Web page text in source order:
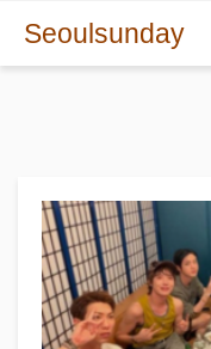
Seoulsunday